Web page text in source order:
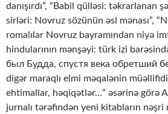
danışırdı”, “Babil qülləsi: təkrarlanan
sirləri: Novruz sözünün əsl mənası”,
romalılar Novruz bayramından niyə
hindularının mənşəyi: türk izi
был Будда, спустя века обретший
digər maraqlı elmi məqalənin
ehtimallar, həqiqətlər…” əsərinə görə
jurnalı tərəfindən yeni kitabların